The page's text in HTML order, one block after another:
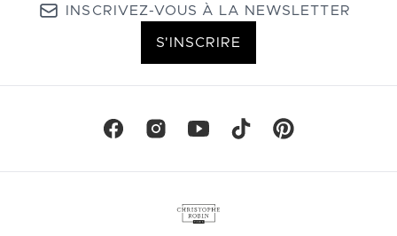
INSCRIVEZ-VOUS À LA NEWSLETTER
S'INSCRIRE